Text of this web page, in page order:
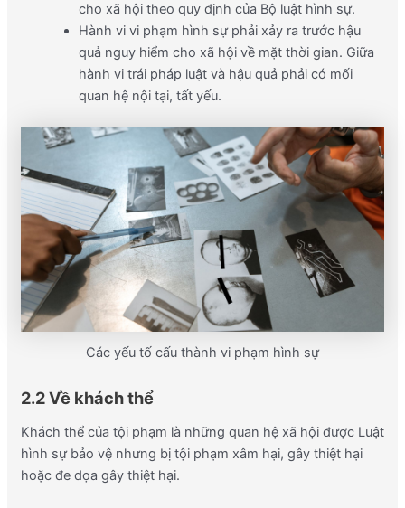
cho xã hội theo quy định của Bộ luật hình sự.
Hành vi vi phạm hình sự phải xảy ra trước hậu
quả nguy hiểm cho xã hội về mặt thời gian. Giữa
hành vi trái pháp luật và hậu quả phải có mối
quan hệ nội tại, tất yếu.
Các yếu tố cấu thành vi phạm hình sự
2.2 Về khách thể
Khách thể của tội phạm là những quan hệ xã hội được Luật
hình sự bảo vệ nhưng bị tội phạm xâm hại, gây thiệt hại
hoặc đe dọa gây thiệt hại.